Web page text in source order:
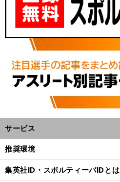
」
・
、
サービス
推奨環境
集英社ID・スポルティーバIDとは